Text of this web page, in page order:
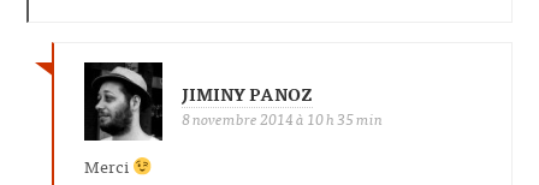
JIMINY PANOZ
8 novembre 2014 à 10 h 35 min
Merci